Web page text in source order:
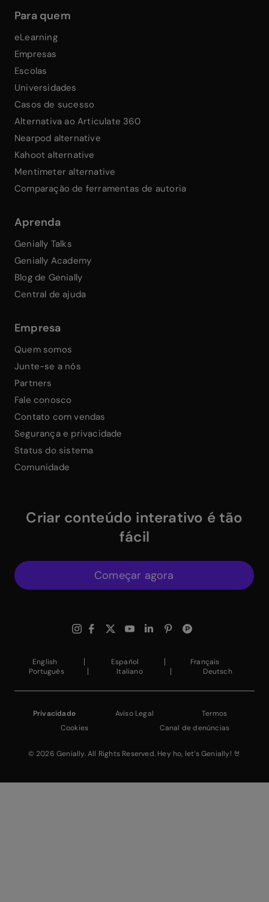
Para quem
eLearning
Empresas
Escolas
Universidades
Casos de sucesso
Alternativa ao Articulate 360
Nearpod alternative
Kahoot alternative
Mentimeter alternative
Comparação de ferramentas de autoria
Aprenda
Genially Talks
Genially Academy
Blog de Genially
Central de ajuda
Empresa
Quem somos
Junte-se a nós
Partners
Fale conosco
Contato com vendas
Segurança e privacidade
Status do sistema
Comunidade
Criar conteúdo interativo é tão
fácil
Começar agora
$Instagram Link
$Facebook Link
$X Link
$Youtube Link
$Linkedin Link
$Pinterest Link
$
English Español
Français
Português
Italiano Deutsch
Privacidade Aviso Legal
Termos
Cookies
Canal de denúncias
© 2026 Genially. All Rights Reserved. Hey ho, let’s Genially! 🤘